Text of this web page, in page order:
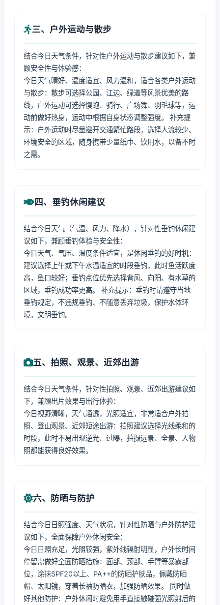
三、户外运动与散步
结合今日天气条件，针对性户外运动与散步建议如下，兼
顾安全性与体验感：
今日天气晴好、温度适宜、风力温和，适合各类户外运动
与散步：散步可选择公园、江边、绿道等风景优美的路
线，户外运动可选择慢跑、骑行、广场舞、羽毛球等，运
动前做好热身，运动中根据自身状态调整强度。 补充提
示：户外运动时尽量避开交通繁忙路段，选择人流较少、
环境安全的区域，随身携带少量纸巾、饮用水，以备不时
之需。
四、垂钓休闲建议
结合今日天气（气温、风力、降水），针对性垂钓休闲建
议如下，兼顾垂钓体验与安全性：
今日天气、气压、温度条件适宜，是休闲垂钓的好时机：
建议选择上午或下午水温适宜的时段垂钓，此时鱼活跃度
高，鱼口较好；垂钓点位优先选择背风、向阳、有水草的
区域，垂钓成功率更高。 补充提示：垂钓时请遵守当地
垂钓规定，不违规垂钓、不随意丢弃垃圾，保护水体环
境，文明垂钓。
五、拍照、观景、近郊出游
结合今日天气条件，针对性拍照、观景、近郊出游建议如
下，兼顾出片效果与出行体验：
今日视野清晰，天气通透，光照适宜，非常适合户外拍
照、登山观景、近郊短途出游：拍照建议选择光线柔和的
时段，此时不易出现逆光、过曝，拍摄远景、全景、人物
照都能获得良好效果。
六、防晒与防护
结合今日日照强度、天气状况，针对性防晒与户外防护建
议如下，全面保障户外休闲安全：
今日日照充足，光照较强，紫外线辐射明显，户外长时间
停留需做好全面防晒措施：面部、颈部、手臂等暴露部
位，涂抹SPF20以上、PA++的防晒护肤品，佩戴防晒
帽、太阳镜，穿着长袖防晒衣，加强防晒效果。 同时做
好其他防护：户外休闲时避免用手直接触碰强光照射后的